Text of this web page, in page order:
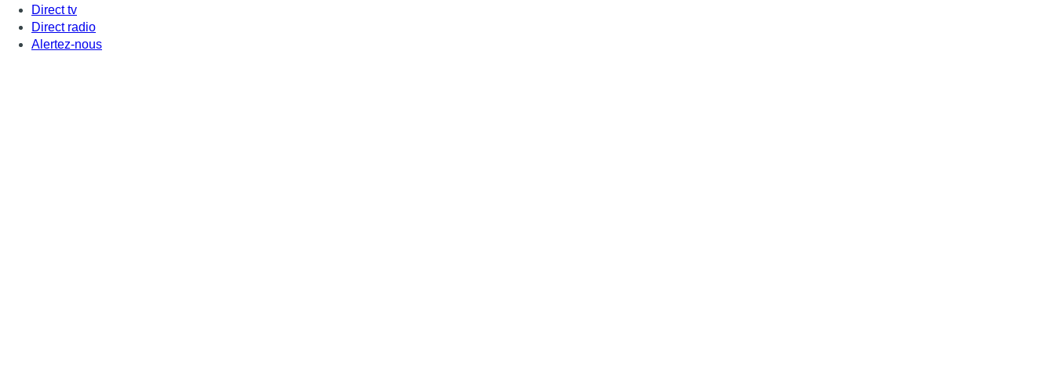
Direct tv
Direct radio
Alertez-nous